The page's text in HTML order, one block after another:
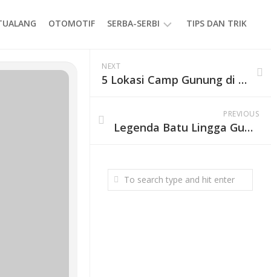
OTOMOTIF SERBA-SERBI
EVENT
GAYA
TIPS DAN TRIK
NEXT
5 Lokasi Camp Gunung di Indonesia yang Selalu Bikin Rindu
PREVIOUS
Legenda Batu Lingga Gunung Ciremai, Jejak Sunan Gunung Jati di Ketinggian 2.200 Mdpl